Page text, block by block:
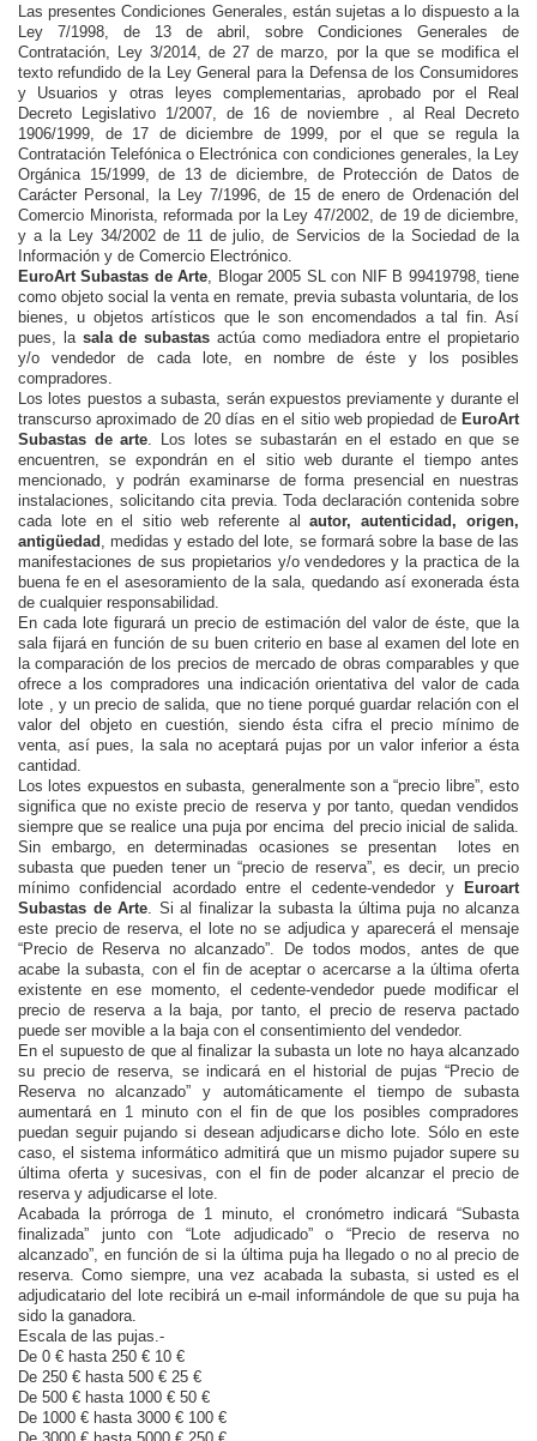
Las presentes Condiciones Generales, están sujetas a lo dispuesto a la
Ley 7/1998, de 13 de abril, sobre Condiciones Generales de
Contratación, Ley 3/2014, de 27 de marzo, por la que se modifica el
texto refundido de la Ley General para la Defensa de los Consumidores
y Usuarios y otras leyes complementarias, aprobado por el Real
Decreto Legislativo 1/2007, de 16 de noviembre , al Real Decreto
1906/1999, de 17 de diciembre de 1999, por el que se regula la
Contratación Telefónica o Electrónica con condiciones generales, la Ley
Orgánica 15/1999, de 13 de diciembre, de Protección de Datos de
Carácter Personal, la Ley 7/1996, de 15 de enero de Ordenación del
Comercio Minorista, reformada por la Ley 47/2002, de 19 de diciembre,
y a la Ley 34/2002 de 11 de julio, de Servicios de la Sociedad de la
Información y de Comercio Electrónico.
EuroArt Subastas de Arte , Blogar 2005 SL con NIF B 99419798, tiene
como objeto social la venta en remate, previa subasta voluntaria, de los
bienes, u objetos artísticos que le son encomendados a tal fin. Así
pues, la sala de subastas actúa como mediadora entre el propietario
y/o vendedor de cada lote, en nombre de éste y los posibles
compradores.
Los lotes puestos a subasta, serán expuestos previamente y durante el
transcurso aproximado de 20 días en el sitio web propiedad de EuroArt
Subastas de arte . Los lotes se subastarán en el estado en que se
encuentren, se expondrán en el sitio web durante el tiempo antes
mencionado, y podrán examinarse de forma presencial en nuestras
instalaciones, solicitando cita previa. Toda declaración contenida sobre
cada lote en el sitio web referente alautor, autenticidad, origen,
antigüedad , medidas y estado del lote, se formará sobre la base de las
manifestaciones de sus propietarios y/o vendedores y la practica de la
buena fe en el asesoramiento de la sala, quedando así exonerada ésta
de cualquier responsabilidad.
En cada lote figurará un precio de estimación del valor de éste, que la
sala fijará en función de su buen criterio en base al examen del lote en
la comparación de los precios de mercado de obras comparables y que
ofrece a los compradores una indicación orientativa del valor de cada
lote , y un precio de salida, que no tiene porqué guardar relación con el
valor del objeto en cuestión, siendo ésta cifra el precio mínimo de
venta, así pues, la sala no aceptará pujas por un valor inferior a ésta
cantidad.
Los lotes expuestos en subasta, generalmente son a “precio libre”, esto
significa que no existe precio de reserva y por tanto, quedan vendidos
siempre que se realice una puja por encima del precio inicial de salida.
Sin embargo, en determinadas ocasiones se presentan lotes en
subasta que pueden tener un “precio de reserva”, es decir, un precio
mínimo confidencial acordado entre el cedente-vendedor y Euroart
Subastas de Arte . Si al finalizar la subasta la última puja no alcanza
este precio de reserva, el lote no se adjudica y aparecerá el mensaje
“Precio de Reserva no alcanzado”. De todos modos, antes de que
acabe la subasta, con el fin de aceptar o acercarse a la última oferta
existente en ese momento, el cedente-vendedor puede modificar el
precio de reserva a la baja, por tanto, el precio de reserva pactado
puede ser movible a la baja con el consentimiento del vendedor.
En el supuesto de que al finalizar la subasta un lote no haya alcanzado
su precio de reserva, se indicará en el historial de pujas “Precio de
Reserva no alcanzado” y automáticamente el tiempo de subasta
aumentará en 1 minuto con el fin de que los posibles compradores
puedan seguir pujando si desean adjudicarse dicho lote. Sólo en este
caso, el sistema informático admitirá que un mismo pujador supere su
última oferta y sucesivas, con el fin de poder alcanzar el precio de
reserva y adjudicarse el lote.
Acabada la prórroga de 1 minuto, el cronómetro indicará “Subasta
finalizada” junto con “Lote adjudicado” o “Precio de reserva no
alcanzado”, en función de si la última puja ha llegado o no al precio de
reserva. Como siempre, una vez acabada la subasta, si usted es el
adjudicatario del lote recibirá un e-mail informándole de que su puja ha
sido la ganadora.
Escala de las pujas.-
De 0 € hasta 250 € 10 €
De 250 € hasta 500 € 25 €
De 500 € hasta 1000 € 50 €
De 1000 € hasta 3000 € 100 €